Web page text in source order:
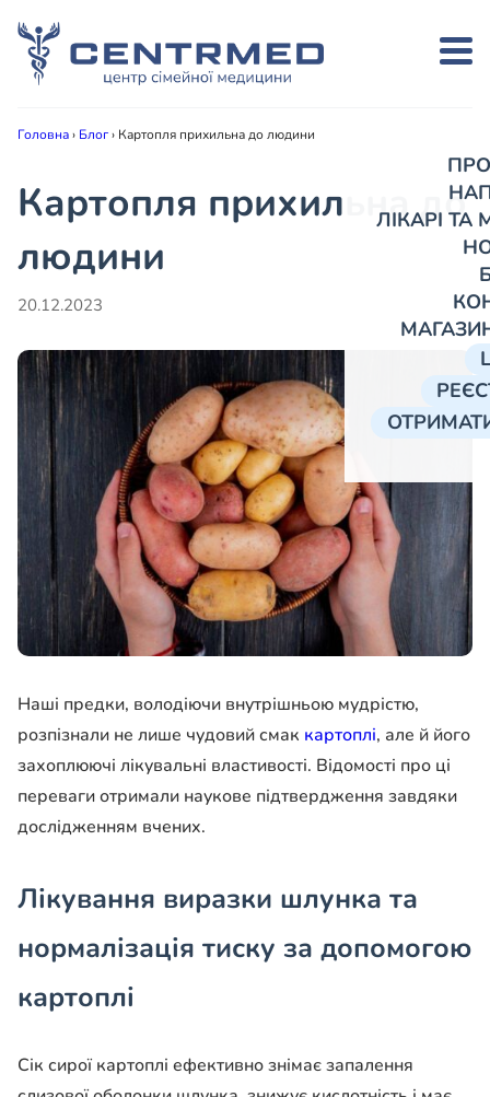
ЛІКАРІ
Головна› Блог› Картопля прихильна до людини
Картопля прихильна до
людини
20.12.2023
Наші предки, володіючи внутрішньою мудрістю,
розпізнали не лише чудовий смак картоплі, але й його
захоплюючі лікувальні властивості. Відомості про ці
переваги отримали наукове підтвердження завдяки
дослідженням вчених.
Лікування виразки шлунка та
нормалізація тиску за допомогою
картоплі
Сік сирої картоплі ефективно знімає запалення